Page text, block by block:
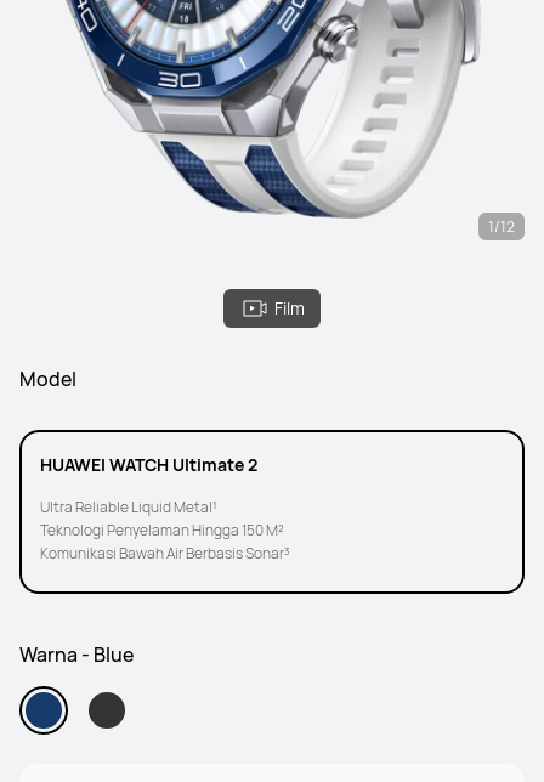
Film
1/12
Model
HUAWEI WATCH Ultimate 2
Ultra Reliable Liquid Metal¹
Teknologi Penyelaman Hingga 150 M²
Komunikasi Bawah Air Berbasis Sonar³
Warna - Blue